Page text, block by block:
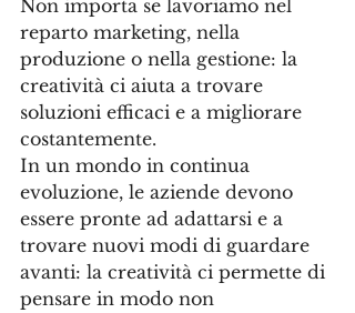
Non importa se lavoriamo nel
reparto marketing, nella
produzione o nella gestione: la
creatività ci aiuta a trovare
soluzioni efficaci e a migliorare
costantemente.
In un mondo in continua
evoluzione, le aziende devono
essere pronte ad adattarsi e a
trovare nuovi modi di guardare
avanti: la creatività ci permette di
pensare in modo non